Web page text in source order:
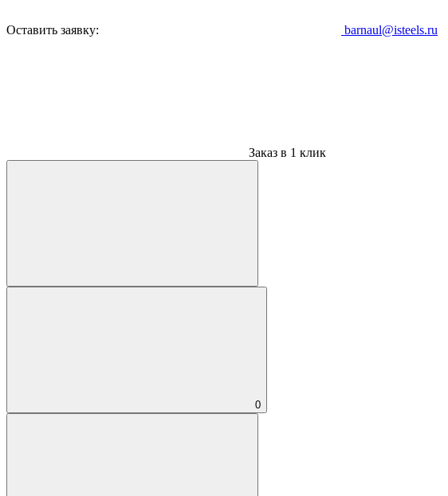
Оставить заявку: barnaul@isteels.ru
Заказ в 1 клик
0